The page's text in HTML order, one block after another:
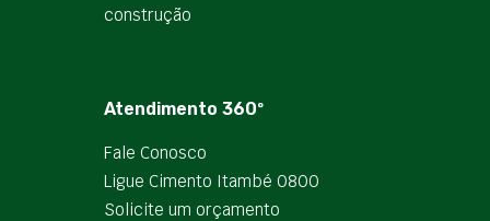
construção
Atendimento 360º
Fale Conosco
Ligue Cimento Itambé 0800
Solicite um orçamento